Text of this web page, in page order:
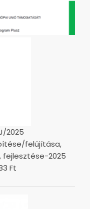
2025
felújítása,
fejlesztése-2025
Ft